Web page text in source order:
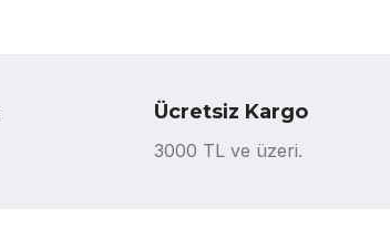
Ücretsiz Kargo
3000 TL ve üzeri.